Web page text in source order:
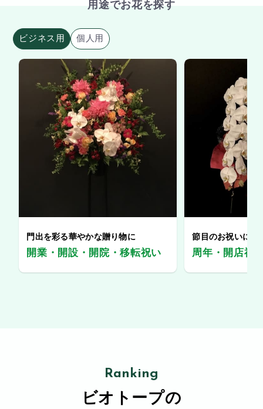
用途でお花を探す
ビジネス用 個人用
門出を彩る華やかな贈り物に
開業・開設・開院・移転祝い
節目のお祝いに、
周年・開店祝
Ranking
ビオトープの